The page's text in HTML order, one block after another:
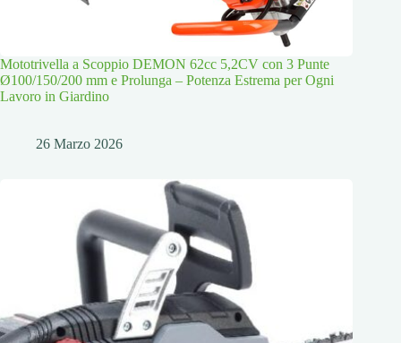
Mototrivella a Scoppio DEMON 62cc 5,2CV con 3 Punte
Ø100/150/200 mm e Prolunga – Potenza Estrema per Ogni
Lavoro in Giardino
26 Marzo 2026